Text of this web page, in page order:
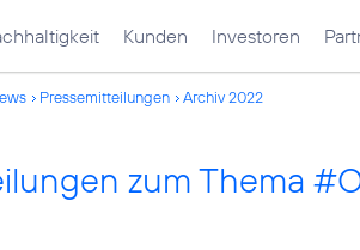
Kunden Investoren
Pressemitteilungen Archiv 2022
zum Thema